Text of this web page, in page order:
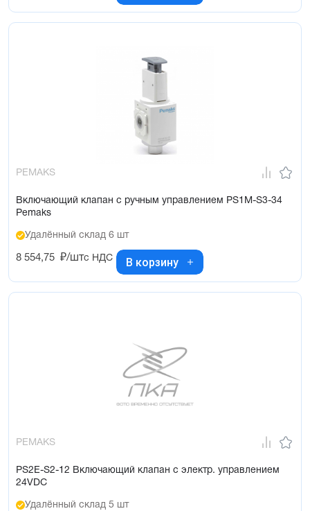
PEMAKS
Включающий клапан с ручным управлением PS1M-S3-34
Pemaks
Удалённый склад 6 шт
8 554,75 ₽/штс НДС В корзину
PEMAKS
PS2E-S2-12 Включающий клапан с электр. управлением
24VDC
Удалённый склад 5 шт